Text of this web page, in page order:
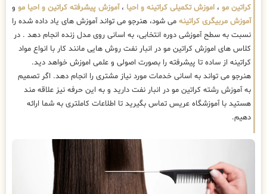
کراتین مو ، اموزش تکمیلی کراتینه و احیا ،آموزش پیشرفته کراتین و احیا مو و
آموزش مربیگری کراتینه می شود، هنرجو می تواند آموزش های یاد داده شده را
نسبت به سطح آموزشی دوره انتخابی، به اسانی روی مدل زنده انجام دهد . در
کلاس های اموزش کراتین مو در انبار نفت روش هایی مانند کار با انواع مواد
کراتینه از ساده تا پیشرفته را بصورت اصولی و علمی اموزش خواهد دید.
هنرجو می تواند به اسانی خدمات مورد نیاز مشتری را انجام دهد. اگر تصمیم
به آموزش رشته کراتین مو در انبار نفت دارید و به این حرفه نیز علاقه مند
هستید با آموزشگاه عریس تماس بگیرید تا اطلاعات کاملتری به شما ارائه
دهیم.